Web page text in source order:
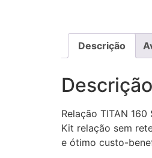
Descrição
Descrição
Relação TITAN 160
Kit relação sem
e ótimo custo-